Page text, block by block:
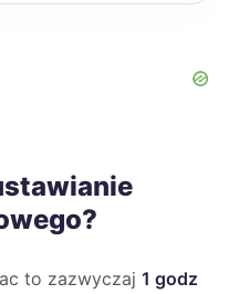
to zazwyczaj 1 godz